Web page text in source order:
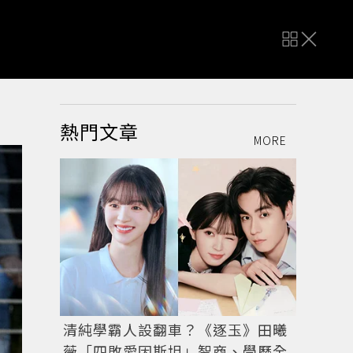
熱門文章 MORE
清純學霸人設翻車？《逐玉》田曦